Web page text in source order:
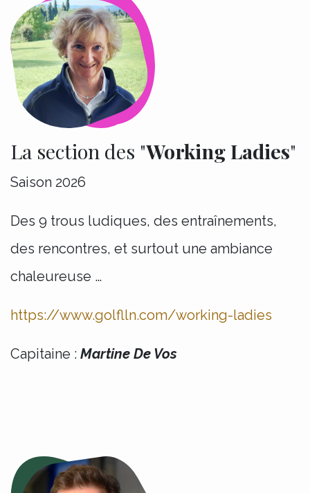
La section des "Working Ladies"
Saison 2026
Des 9 trous ludiques, des entraînements,
des rencontres, et surtout une ambiance
chaleureuse …
https://www.golflln.com/working-ladies
Capitaine : Martine De Vos